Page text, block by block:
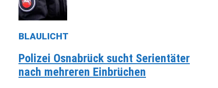
BLAULICHT
Polizei Osnabrück sucht Serientäter
nach mehreren Einbrüchen